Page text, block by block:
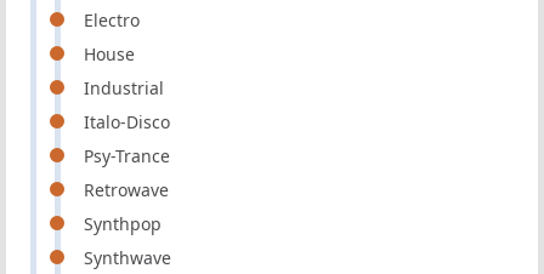
Electro
House
Industrial
Italo-Disco
Psy-Trance
Retrowave
Synthpop
Synthwave